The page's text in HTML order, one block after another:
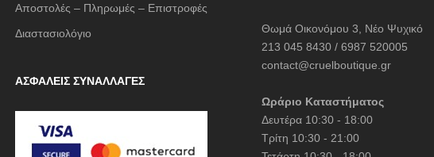
Αποστολές – Πληρωμές – Επιστροφές
Διαστασιολόγιο
ΑΣΦΑΛΕΙΣ ΣΥΝΑΛΛΑΓΕΣ
Θωμά Οικονόμου 3, Νέο Ψυχικό
213 045 8430 / 6987 520005
contact@cruelboutique.gr
Ωράριο Καταστήματος
Δευτέρα 10:30 - 18:00
Τρίτη 10:30 - 21:00